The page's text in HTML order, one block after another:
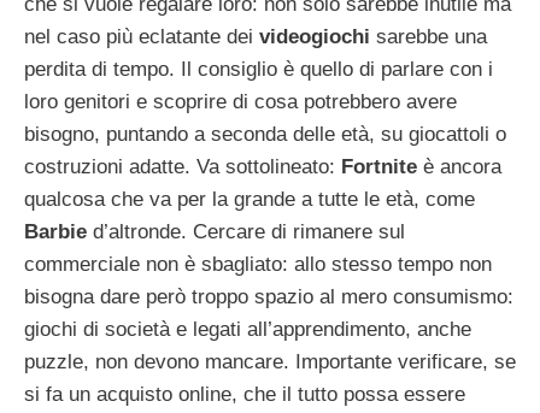
nel caso più eclatante dei videogiochi sarebbe una
perdita di tempo. Il consiglio è quello di parlare con i
loro genitori e scoprire di cosa potrebbero avere
bisogno, puntando a seconda delle età, su giocattoli o
costruzioni adatte. Va sottolineato: Fortnite è ancora
qualcosa che va per la grande a tutte le età, come
Barbie d’altronde. Cercare di rimanere sul
commerciale non è sbagliato: allo stesso tempo non
bisogna dare però troppo spazio al mero consumismo:
giochi di società e legati all’apprendimento, anche
puzzle, non devono mancare. Importante verificare, se
si fa un acquisto online, che il tutto possa essere